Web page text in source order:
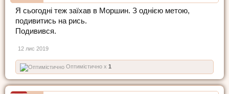
Я сьогодні теж заїхав в Моршин. З однією метою,
подивитись на рись.
Подивився.
12 лис 2019
Оптимістично x 1